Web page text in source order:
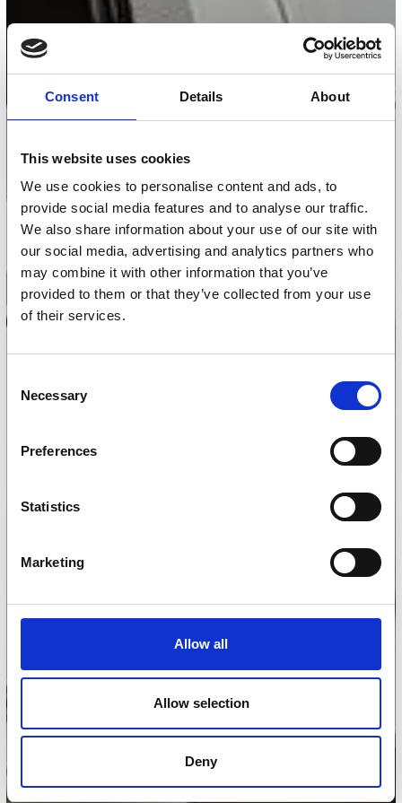
Consent Details About
This website uses cookies
We use cookies to personalise content and ads, to
provide social media features and to analyse our traffic.
We also share information about your use of our site with
our social media, advertising and analytics partners who
may combine it with other information that you’ve
provided to them or that they’ve collected from your use
of their services.
Selection
Necessary
Preferences
Statistics
Marketing
Allow all
Allow selection
Deny